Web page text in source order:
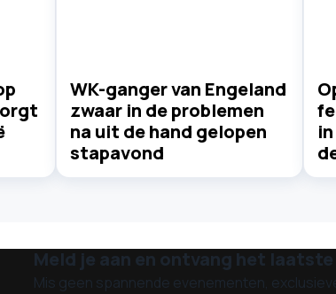
WK-ganger van Engeland
zwaar in de problemen
na uit de hand gelopen
stapavond
Meld je aan en ontvang het
Mis geen spannende evenementen,